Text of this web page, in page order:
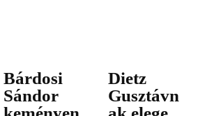
Bárdosi
Sándor
Dietz
Gusztávn